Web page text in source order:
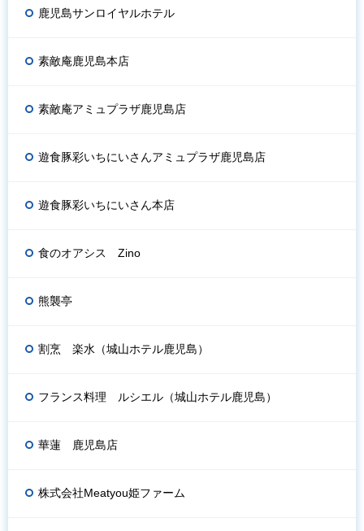
鹿児島サンロイヤルホテル
素敵庵鹿児島本店
素敵庵アミュプラザ鹿児島店
遊食豚彩いちにいさんアミュプラザ鹿児島店
遊食豚彩いちにいさん本店
食のオアシス Zino
熊襲亭
割烹 楽水（城山ホテル鹿児島）
フランス料理 ルシエル（城山ホテル鹿児島）
華蓮 鹿児島店
株式会社Meatyou姫ファーム